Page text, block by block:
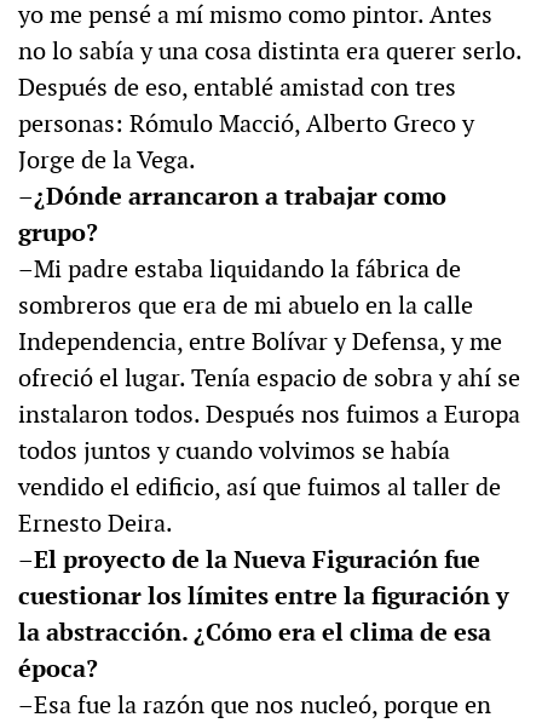
yo me pensé a mí mismo como pintor. Antes
no lo sabía y una cosa distinta era querer serlo.
Después de eso, entablé amistad con tres
personas: Rómulo Macció, Alberto Greco y
Jorge de la Vega.
–¿Dónde arrancaron a trabajar como
grupo?
–Mi padre estaba liquidando la fábrica de
sombreros que era de mi abuelo en la calle
Independencia, entre Bolívar y Defensa, y me
ofreció el lugar. Tenía espacio de sobra y ahí se
instalaron todos. Después nos fuimos a Europa
todos juntos y cuando volvimos se había
vendido el edificio, así que fuimos al taller de
Ernesto Deira.
–El proyecto de la Nueva Figuración fue
cuestionar los límites entre la figuración y
la abstracción. ¿Cómo era el clima de esa
época?
–Esa fue la razón que nos nucleó, porque en